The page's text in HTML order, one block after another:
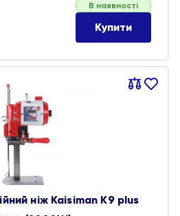
В наявності
Купити
Порівняти
В
ніж Kaisiman K9 plus